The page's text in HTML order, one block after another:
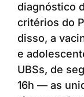
diagnóstico
critérios do
disso, a
e
UBSs, de
16h — as